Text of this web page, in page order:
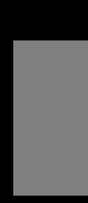
关于M+